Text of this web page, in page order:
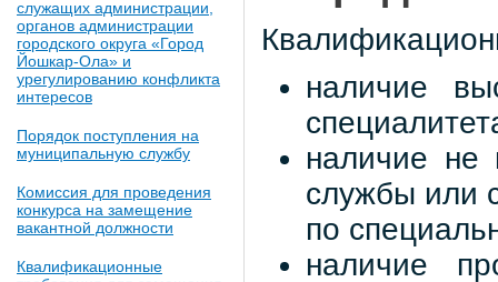
служащих администрации,
органов администрации
городского округа «Город
Йошкар-Ола» и
урегулированию конфликта
интересов
Порядок поступления на
муниципальную службу
Комиссия для проведения
конкурса на замещение
вакантной должности
Квалификационные
наличие
наличие не
службы или
по
наличие